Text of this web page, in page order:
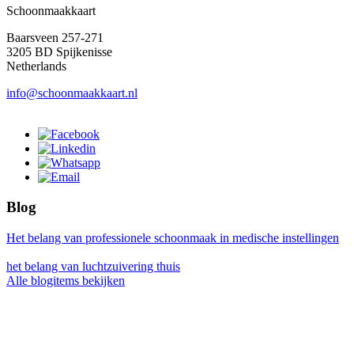
Schoonmaakkaart
Baarsveen 257-271
3205 BD Spijkenisse
Netherlands
info@schoonmaakkaart.nl
Blog
Het belang van professionele schoonmaak in medische instellingen
het belang van luchtzuivering thuis
Alle blogitems bekijken